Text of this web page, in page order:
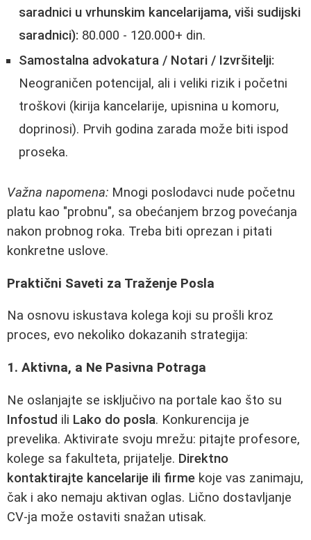
saradnici u vrhunskim kancelarijama, viši sudijski
saradnici): 80.000 - 120.000+ din.
Samostalna advokatura / Notari / Izvršitelji:
Neograničen potencijal, ali i veliki rizik i početni
troškovi (kirija kancelarije, upisnina u komoru,
doprinosi). Prvih godina zarada može biti ispod
proseka.
Važna napomena: Mnogi poslodavci nude početnu
platu kao "probnu", sa obećanjem brzog povećanja
nakon probnog roka. Treba biti oprezan i pitati
konkretne uslove.
Praktični Saveti za Traženje Posla
Na osnovu iskustava kolega koji su prošli kroz
proces, evo nekoliko dokazanih strategija:
1. Aktivna, a Ne Pasivna Potraga
Ne oslanjajte se isključivo na portale kao što su
Infostud ili Lako do posla. Konkurencija je
prevelika. Aktivirate svoju mrežu: pitajte profesore,
kolege sa fakulteta, prijatelje. Direktno
kontaktirajte kancelarije ili firme koje vas zanimaju,
čak i ako nemaju aktivan oglas. Lično dostavljanje
CV-ja može ostaviti snažan utisak.